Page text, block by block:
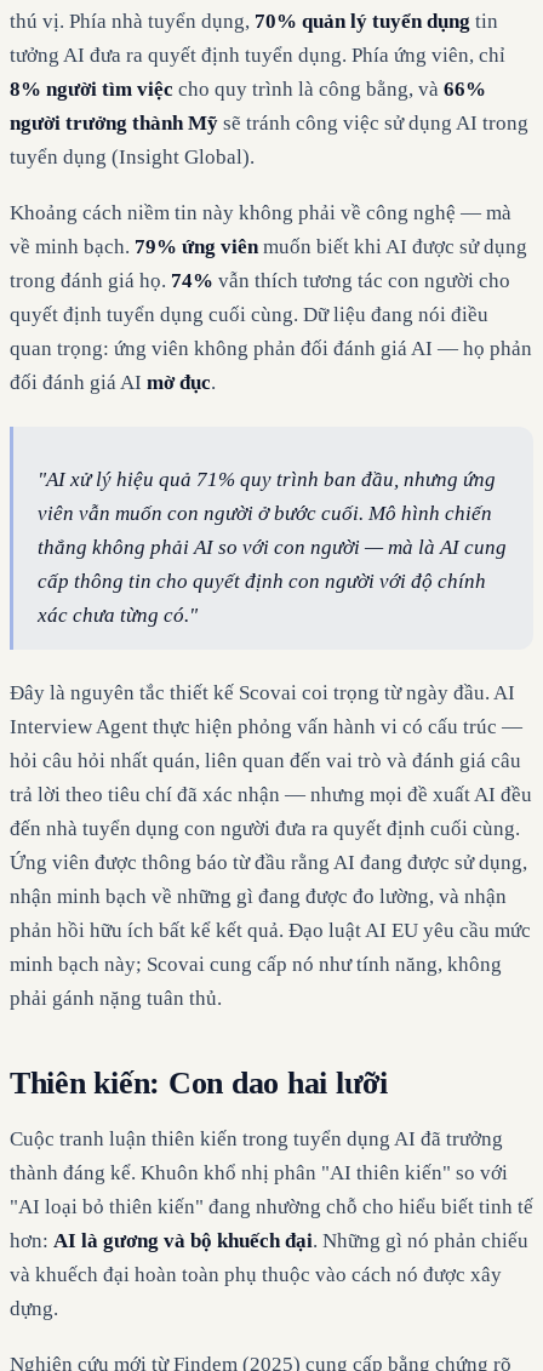
thú vị. Phía nhà tuyển dụng, 70% quản lý tuyển dụng tin
tưởng AI đưa ra quyết định tuyển dụng. Phía ứng viên, chỉ
8% người tìm việc cho quy trình là công bằng, và 66%
người trưởng thành Mỹ sẽ tránh công việc sử dụng AI trong
tuyển dụng (Insight Global).
Khoảng cách niềm tin này không phải về công nghệ — mà
về minh bạch. 79% ứng viênmuốn biết khi AI được sử dụng
trong đánh giá họ. 74% vẫn thích tương tác con người cho
quyết định tuyển dụng cuối cùng. Dữ liệu đang nói điều
quan trọng: ứng viên không phản đối đánh giá AI — họ phản
đối đánh giá AI mờ đục.
"AI xử lý hiệu quả 71% quy trình ban đầu, nhưng ứng
viên vẫn muốn con người ở bước cuối. Mô hình chiến
thắng không phải AI so với con người — mà là AI cung
cấp thông tin cho quyết định con người với độ chính
xác chưa từng có."
Đây là nguyên tắc thiết kế Scovai coi trọng từ ngày đầu. AI
Interview Agent thực hiện phỏng vấn hành vi có cấu trúc —
hỏi câu hỏi nhất quán, liên quan đến vai trò và đánh giá câu
trả lời theo tiêu chí đã xác nhận — nhưng mọi đề xuất AI đều
đến nhà tuyển dụng con người đưa ra quyết định cuối cùng.
Ứng viên được thông báo từ đầu rằng AI đang được sử dụng,
nhận minh bạch về những gì đang được đo lường, và nhận
phản hồi hữu ích bất kể kết quả. Đạo luật AI EU yêu cầu mức
minh bạch này; Scovai cung cấp nó như tính năng, không
phải gánh nặng tuân thủ.
Thiên kiến: Con dao hai lưỡi
Cuộc tranh luận thiên kiến trong tuyển dụng AI đã trưởng
thành đáng kể. Khuôn khổ nhị phân "AI thiên kiến" so với
"AI loại bỏ thiên kiến" đang nhường chỗ cho hiểu biết tinh tế
hơn: AI là gương và bộ khuếch đại. Những gì nó phản chiếu
và khuếch đại hoàn toàn phụ thuộc vào cách nó được xây
dựng.
Nghiên cứu mới từ Findem (2025) cung cấp bằng chứng rõ